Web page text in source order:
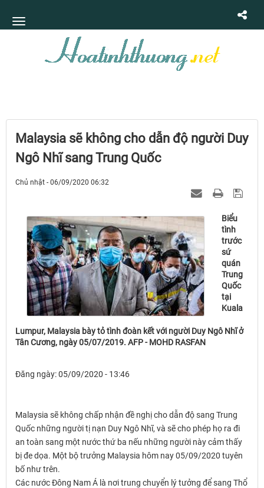
Malaysia sẽ không cho dẫn độ người Duy
Ngô Nhĩ sang Trung Quốc
Chủ nhật - 06/09/2020 06:32
Biểu
tình
trước
sứ
quán
Trung
Quốc
tại
Kuala
Lumpur, Malaysia bày tỏ tình đoàn kết với người Duy Ngô Nhĩ ở
Tân Cương, ngày 05/07/2019. AFP - MOHD RASFAN
Đăng ngày: 05/09/2020 - 13:46
Malaysia sẽ không chấp nhận đề nghị cho dẫn độ sang Trung
Quốc những người tị nạn Duy Ngô Nhĩ, và sẽ cho phép họ ra đi
an toàn sang một nước thứ ba nếu những người này cảm thấy
bị đe dọa. Một bộ trưởng Malaysia hôm nay 05/09/2020 tuyên
bố như trên.
Các nước Đông Nam Á là nơi trung chuyển lý tưởng để sang Thổ